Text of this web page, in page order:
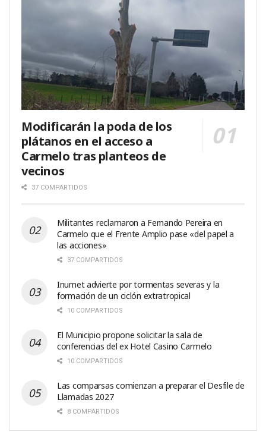
Modificarán la poda de los
plátanos en el acceso a
Carmelo tras planteos de
vecinos
37 COMPARTIDOS
Militantes reclamaron a Fernando Pereira en
Carmelo que el Frente Amplio pase «del papel a
las acciones»
37 COMPARTIDOS
Inumet advierte por tormentas severas y la
formación de un ciclón extratropical
10 COMPARTIDOS
El Municipio propone solicitar la sala de
conferencias del ex Hotel Casino Carmelo
10 COMPARTIDOS
Las comparsas comienzan a preparar el Desfile de
Llamadas 2027
8 COMPARTIDOS